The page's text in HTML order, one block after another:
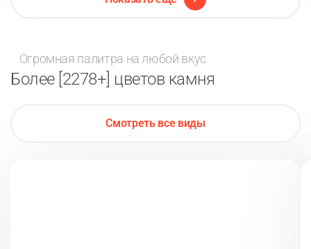
Огромная палитра на любой вкус
Более [2278+] цветов камня
Смотреть все виды